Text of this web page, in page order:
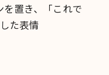
を置き、「これで
た表情